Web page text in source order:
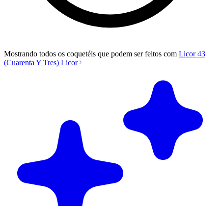
Mostrando todos os coquetéis que podem ser feitos com Licor 43
(Cuarenta Y Tres) Licor